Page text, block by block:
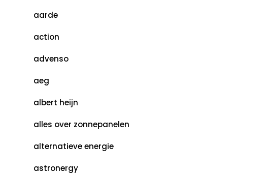
aarde
action
advenso
aeg
albert heijn
alles over zonnepanelen
alternatieve energie
astronergy